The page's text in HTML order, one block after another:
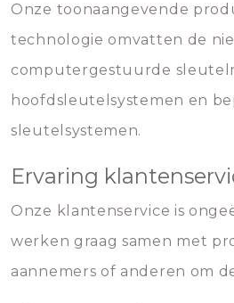
Onze toonaangevende
technologie omvatten de
computergestuurde
hoofdsleutelsystemen en
sleutelsystemen.
Ervaring
Onze klantenservice is
werken graag samen met
aannemers of anderen om